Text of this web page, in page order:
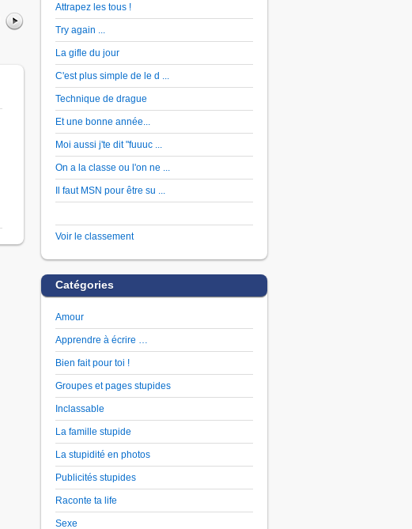
Attrapez les tous !
Try again ...
La gifle du jour
C'est plus simple de le d ...
Technique de drague
Et une bonne année...
Moi aussi j'te dit "fuuuc ...
On a la classe ou l'on ne ...
Il faut MSN pour être su ...
Voir le classement
Catégories
Amour
Apprendre à écrire …
Bien fait pour toi !
Groupes et pages stupides
Inclassable
La famille stupide
La stupidité en photos
Publicités stupides
Raconte ta life
Sexe